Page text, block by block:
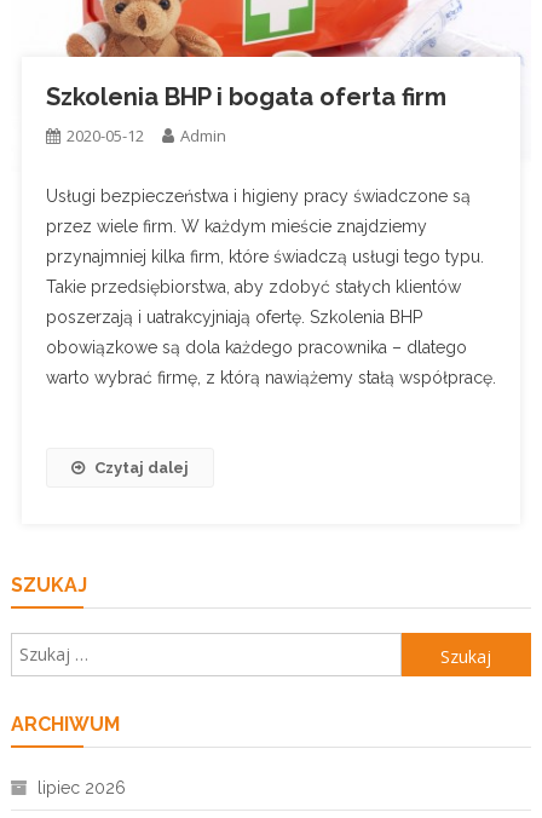
Szkolenia BHP i bogata oferta firm
2020-05-12 Admin
Usługi bezpieczeństwa i higieny pracy świadczone są
przez wiele firm. W każdym mieście znajdziemy
przynajmniej kilka firm, które świadczą usługi tego typu.
Takie przedsiębiorstwa, aby zdobyć stałych klientów
poszerzają i uatrakcyjniają ofertę. Szkolenia BHP
obowiązkowe są dola każdego pracownika – dlatego
warto wybrać firmę, z którą nawiążemy stałą współpracę.
Czytaj dalej
SZUKAJ
ARCHIWUM
lipiec 2026